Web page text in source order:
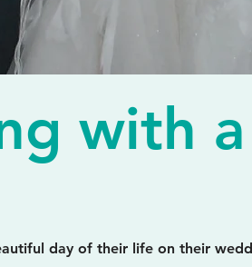
with
day of their life on their